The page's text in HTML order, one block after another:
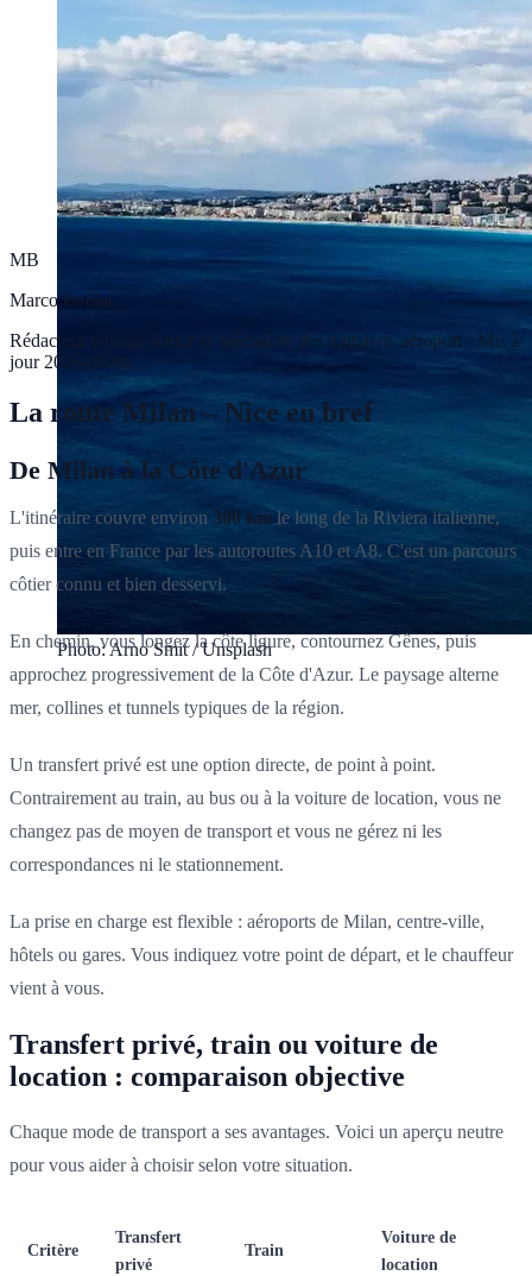
Photo: Arno Smit / Unsplash
MB
Marco Bellini
Rédacteur voyage senior et spécialiste des transferts aéroport · Mis à
jour 2026-06-06
La route Milan – Nice en bref
De Milan à la Côte d'Azur
L'itinéraire couvre environ 300 km le long de la Riviera italienne,
puis entre en France par les autoroutes A10 et A8. C'est un parcours
côtier connu et bien desservi.
En chemin, vous longez la côte ligure, contournez Gênes, puis
approchez progressivement de la Côte d'Azur. Le paysage alterne
mer, collines et tunnels typiques de la région.
Un transfert privé est une option directe, de point à point.
Contrairement au train, au bus ou à la voiture de location, vous ne
changez pas de moyen de transport et vous ne gérez ni les
correspondances ni le stationnement.
La prise en charge est flexible : aéroports de Milan, centre-ville,
hôtels ou gares. Vous indiquez votre point de départ, et le chauffeur
vient à vous.
Transfert privé, train ou voiture de
location : comparaison objective
Chaque mode de transport a ses avantages. Voici un aperçu neutre
pour vous aider à choisir selon votre situation.
Critère
Transfert
privé
Train
Voiture de
location